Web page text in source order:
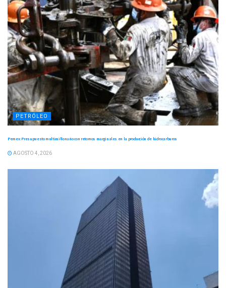
PETRÓLEO
Pemex: Presupuesto multimillonario con retornos marginales en la producción de hidrocarburos
AGOSTO 4, 2026